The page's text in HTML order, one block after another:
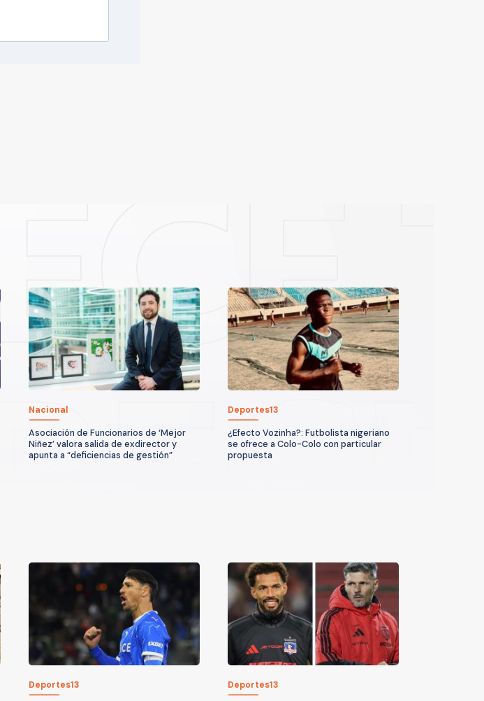
Nacional
Asociación de Funcionarios de ‘Mejor
Niñez’ valora salida de exdirector y
apunta a “deficiencias de gestión”
Deportes13
¿Efecto Vozinha?: Futbolista nigeriano
se ofrece a Colo-Colo con particular
propuesta
Deportes13 Deportes13